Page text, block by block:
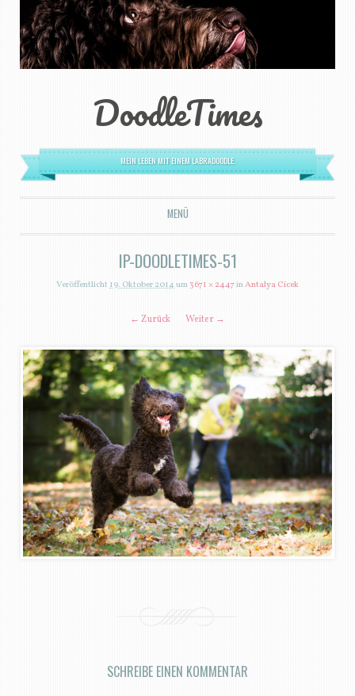
DoodleTimes
MEIN LEBEN MIT EINEM LABRADOODLE.
MENÜ
ZUM INHALT SPRINGEN
IP-DOODLETIMES-51
Veröffentlicht19. Oktober 2014um3671 × 2447inAntalya Cicek
← Zurück Weiter →
SCHREIBE EINEN KOMMENTAR